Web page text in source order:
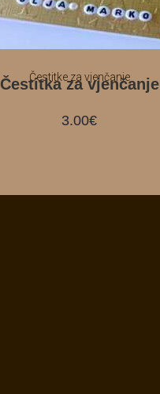
Čestitke za vjenčanje
Čestitka za vjenčanje
3.00€